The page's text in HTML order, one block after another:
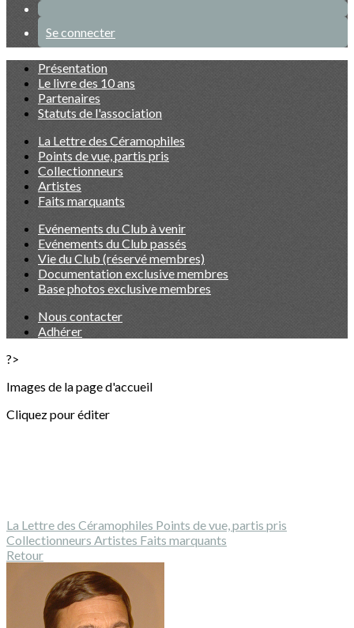
Se connecter
Présentation
Le livre des 10 ans
Partenaires
Statuts de l'association
La Lettre des Céramophiles
Points de vue, partis pris
Collectionneurs
Artistes
Faits marquants
Evénements du Club à venir
Evénements du Club passés
Vie du Club (réservé membres)
Documentation exclusive membres
Base photos exclusive membres
Nous contacter
Adhérer
?>
Images de la page d'accueil
Cliquez pour éditer
La Lettre des Céramophiles Points de vue, partis pris
Collectionneurs Artistes Faits marquants
Retour